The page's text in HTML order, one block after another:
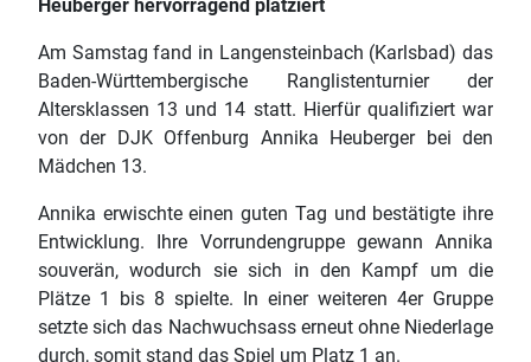
Heuberger hervorragend platziert
Am Samstag fand in Langensteinbach (Karlsbad) das
Baden-Württembergische Ranglistenturnier der
Altersklassen 13 und 14 statt. Hierfür qualifiziert war
von der DJK Offenburg Annika Heuberger bei den
Mädchen 13.
Annika erwischte einen guten Tag und bestätigte ihre
Entwicklung. Ihre Vorrundengruppe gewann Annika
souverän, wodurch sie sich in den Kampf um die
Plätze 1 bis 8 spielte. In einer weiteren 4er Gruppe
setzte sich das Nachwuchsass erneut ohne Niederlage
durch, somit stand das Spiel um Platz 1 an.